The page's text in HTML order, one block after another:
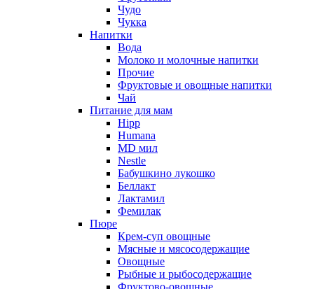
Чудо
Чукка
Напитки
Вода
Молоко и молочные напитки
Прочие
Фруктовые и овощные напитки
Чай
Питание для мам
Hipp
Humana
MD мил
Nestle
Бабушкино лукошко
Беллакт
Лактамил
Фемилак
Пюре
Крем-суп овощные
Мясные и мясосодержащие
Овощные
Рыбные и рыбосодержащие
Фруктово-овощные